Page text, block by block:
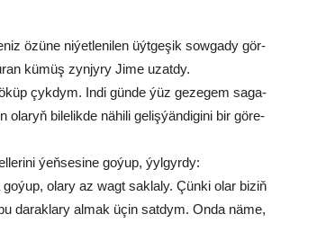
özü­ne ni­ýet­le­ni­len üýt­ge­şik sow­ga­dy gör­
kü­müş zyn­jy­ry Ji­me uzat­dy.
çyk­dym. In­di gün­de ýüz ge­ze­gem sa­ga­
ola­ryň bi­le­lik­de nä­hi­li ge­liş­ýän­di­gi­ni bir gö­re­
ýeň­se­si­ne go­ýup, ýyl­gyr­dy:
ola­ry az wagt sak­la­ly. Çün­ki olar bi­ziň
da­rak­la­ry al­mak üçin sat­dym. On­da nä­me,